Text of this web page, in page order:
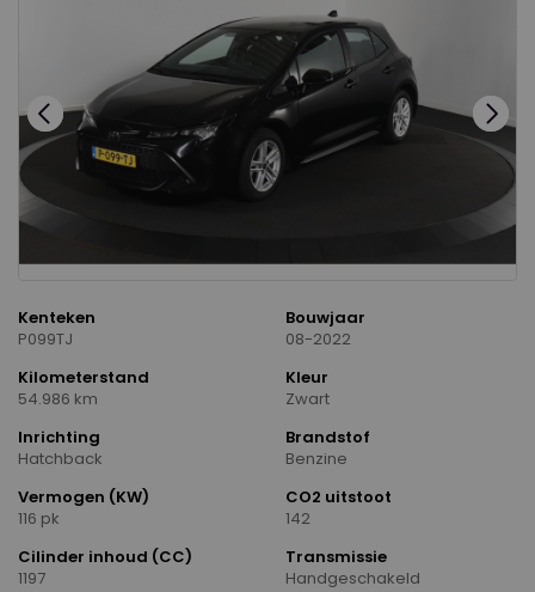
Kenteken
P099TJ
Bouwjaar
08-2022
Kilometerstand
54.986 km
Kleur
Zwart
Inrichting
Hatchback
Brandstof
Benzine
Vermogen (KW)
116 pk
CO2 uitstoot
142
Cilinder inhoud (CC)
1197
Transmissie
Handgeschakeld